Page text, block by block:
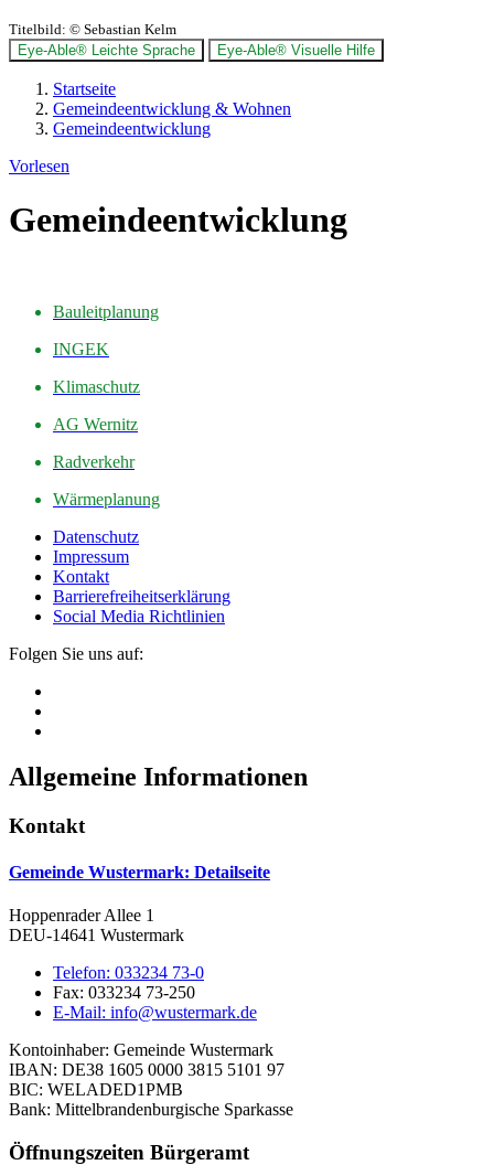
Titelbild: © Sebastian Kelm
Eye-Able® Leichte Sprache
Eye-Able® Visuelle Hilfe
Startseite
Gemeindeentwicklung & Wohnen
Gemeindeentwicklung
Vorlesen
Gemeindeentwicklung
Bauleitplanung
INGEK
Klimaschutz
AG Wernitz
Radverkehr
Wärmeplanung
Datenschutz
Impressum
Kontakt
Barrierefreiheitserklärung
Social Media Richtlinien
Folgen Sie uns auf:
Allgemeine Informationen
Kontakt
Gemeinde Wustermark: Detailseite
Hoppenrader Allee 1
DEU-14641 Wustermark
Telefon: 033234 73-0
Fax: 033234 73-250
E-Mail: info@wustermark.de
Kontoinhaber: Gemeinde Wustermark
IBAN: DE38 1605 0000 3815 5101 97
BIC: WELADED1PMB
Bank: Mittelbrandenburgische Sparkasse
Öffnungszeiten Bürgeramt